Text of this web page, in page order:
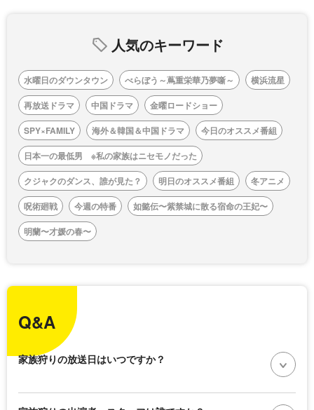
人気のキーワード
水曜日のダウンタウン べらぼう～蔦重栄華乃夢噺～
横浜流星
再放送ドラマ
中国ドラマ
金曜ロードショー
SPY×FAMILY
海外＆韓国＆中国ドラマ
今日のオススメ番組
日本一の最低男 ※私の家族はニセモノだった
クジャクのダンス、誰が見た？
明日のオススメ番組
冬アニメ
呪術廻戦
今週の特番
如懿伝〜紫禁城に散る宿命の王妃〜
明蘭〜才媛の春〜
Q&A
家族狩りの放送日はいつですか？